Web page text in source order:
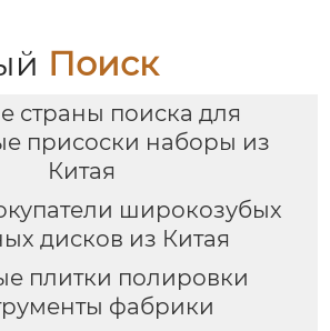
Поиск
страны поиска для
присоски наборы из
Китая
широкозубых
дисков из Китая
плитки полировки
фабрики